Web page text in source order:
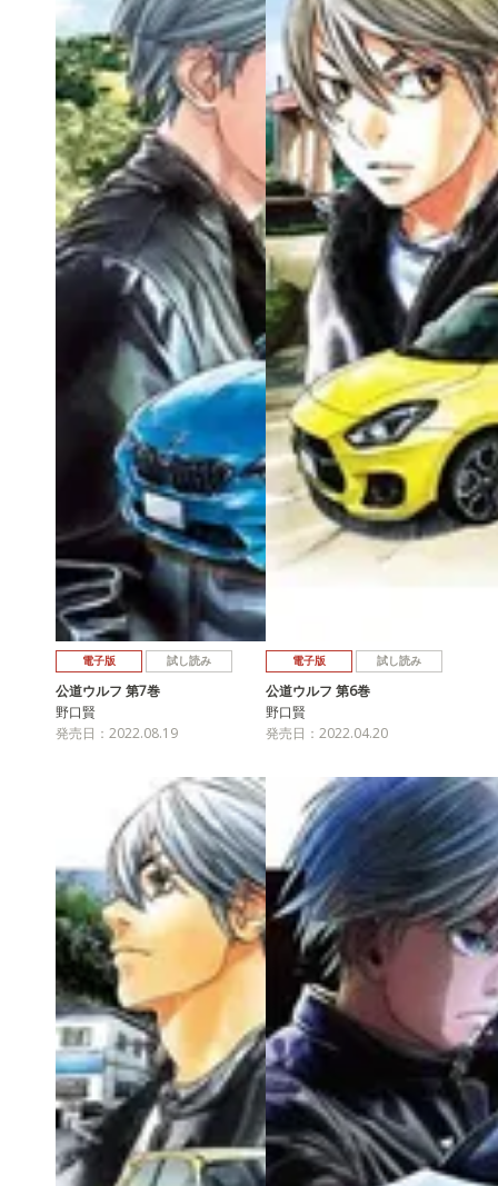
電子版 試し読み
公道ウルフ 第7巻
野口賢
発売日：2022.08.19
電子版 試し読み
公道ウルフ 第6巻
野口賢
発売日：2022.04.20